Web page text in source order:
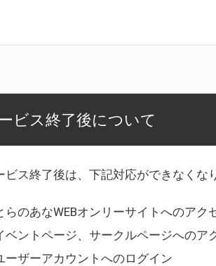
ビス終了後について
ビス終了後は、下記対応ができなくな
らのあなWEBオンリーサイトへのアク
ベントページ、サークルページへのア
ーザーアカウントへのログイン